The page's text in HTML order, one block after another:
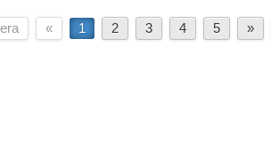
« 1 2 3 4 5 »